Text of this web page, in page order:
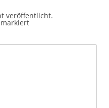
veröffentlicht.
markiert